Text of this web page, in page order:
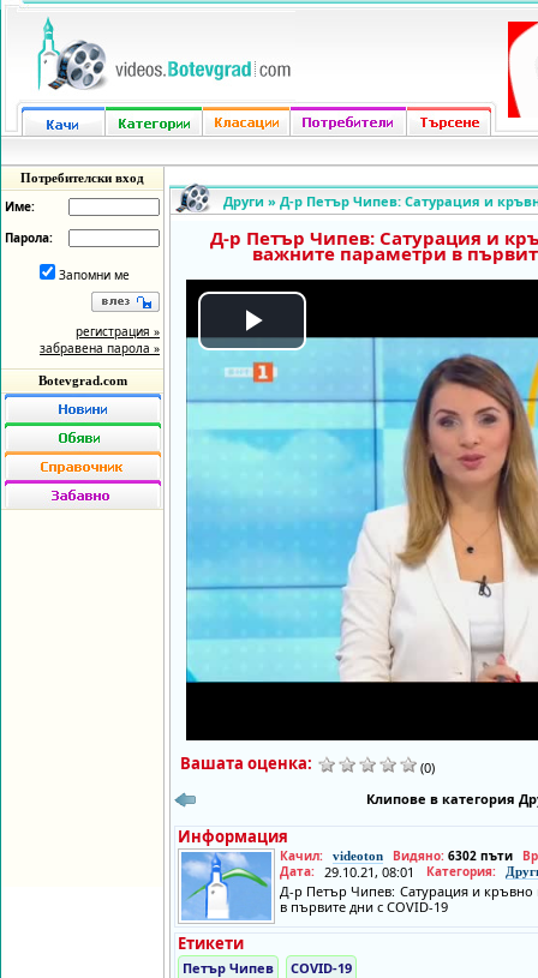
Потребителски вход
Име:
Парола:
Запомни ме
регистрация »
забравена парола »
Botevgrad.com
Други » Д-р Петър Чипев: Сатурация и
Д-р Петър Чипев: Сатурация и
важните параметри в
Play
Video
Вашата оценка:
(0)
Клипове в категория
Информация
Качил: videoton Видяно: 6302 пъти
Дата: 29.10.21, 08:01 Категория:
Д-р Петър Чипев: Сатурация и кръвно
в първите дни с COVID-19
Етикети
Петър Чипев COVID-19